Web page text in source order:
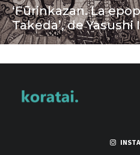
‘Fūrinkazan. La
Takeda’, de Yasushi